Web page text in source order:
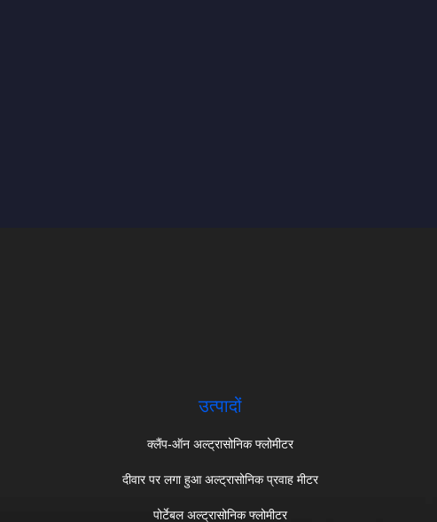
उत्पादों
क्लैंप-ऑन अल्ट्रासोनिक फ्लोमीटर
दीवार पर लगा हुआ अल्ट्रासोनिक प्रवाह मीटर
पोर्टेबल अल्ट्रासोनिक फ्लोमीटर